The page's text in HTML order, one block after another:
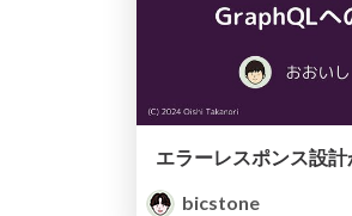
bicstone